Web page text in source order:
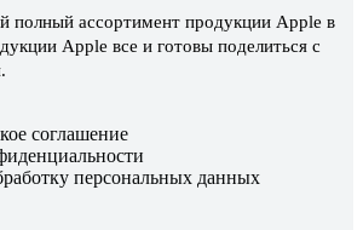
полный ассортимент продукции Apple в
Apple все и готовы поделиться с
соглашение
персональных данных